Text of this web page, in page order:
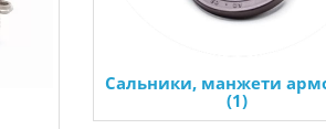
Сальники, манжети
(1)